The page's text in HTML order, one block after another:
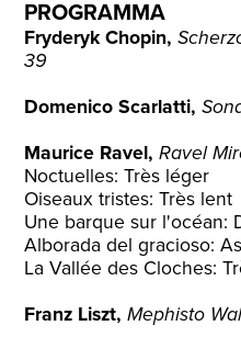
PROGRAMMA
Fryderyk Chopin,
39
Domenico Scarlatti,
Maurice Ravel,Ravel
Noctuelles: Très léger
Oiseaux tristes: Très lent
Une barque sur l'océan:
Alborada del gracioso:
La Vallée des Cloches:
Franz Liszt,Mephisto